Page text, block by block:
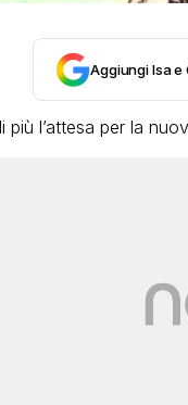
Aggiungi Isa
più l’attesa per la